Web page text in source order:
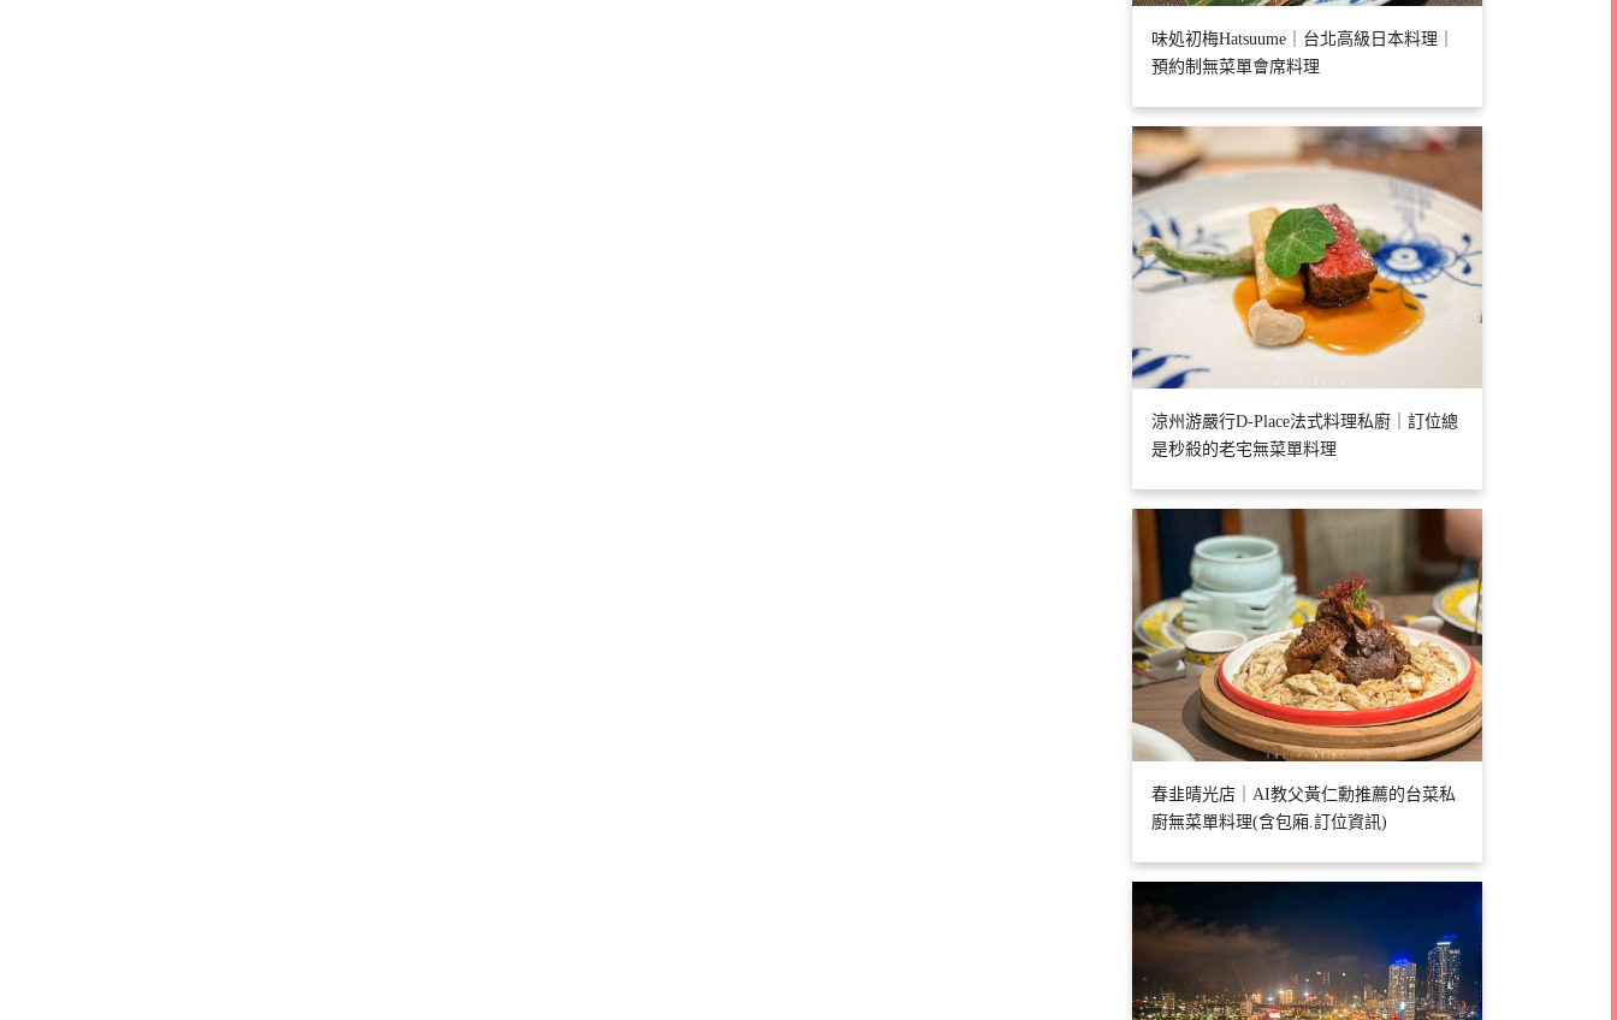
味処初梅Hatsuume｜台北高級日本料理｜
預約制無菜單會席料理
涼州游嚴行D-Place法式料理私廚｜訂位總
是秒殺的老宅無菜單料理
春韭晴光店｜AI教父黃仁勳推薦的台菜私
廚無菜單料理(含包廂.訂位資訊)